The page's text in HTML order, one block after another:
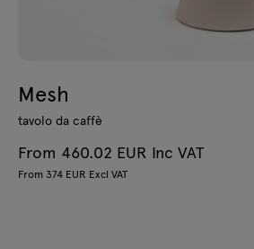
Mesh
tavolo da caffè
From 460.02 EUR Inc VAT
From 374 EUR Excl VAT